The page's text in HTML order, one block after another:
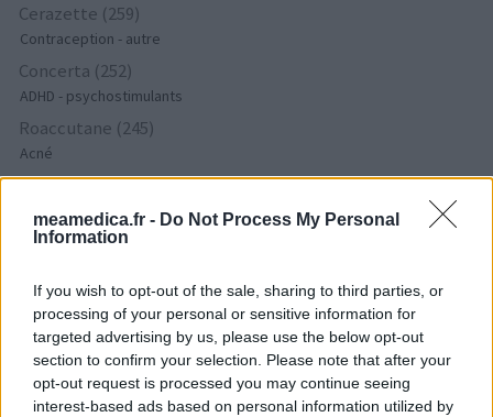
meamedica.fr - Do Not Process My Personal
Information
If you wish to opt-out of the sale, sharing to third parties, or
processing of your personal or sensitive information for
targeted advertising by us, please use the below opt-out
section to confirm your selection. Please note that after your
opt-out request is processed you may continue seeing
interest-based ads based on personal information utilized by
Cerazette (259)
Contraception - autre
Concerta (252)
ADHD - psychostimulants
Roaccutane (245)
Acné
Keppra (245)
Doxycycline (243)
Laroxyl (239)
Dépression - antidépresseurs TCA
Risperdal (230)
Psychose / schizophrénie - antipsychotique